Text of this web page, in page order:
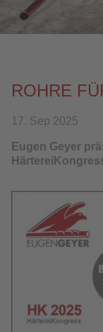
ROHRE
17. Sep 2025
Eugen Geyer